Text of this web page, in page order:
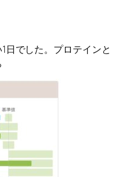
日でした。プロテインと